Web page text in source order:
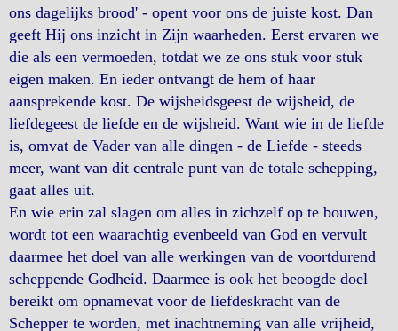
ons dagelijks brood' - opent voor ons de juiste kost. Dan
geeft Hij ons inzicht in Zijn waarheden. Eerst ervaren we
die als een vermoeden, totdat we ze ons stuk voor stuk
eigen maken. En ieder ontvangt de hem of haar
aansprekende kost. De wijsheidsgeest de wijsheid, de
liefdegeest de liefde en de wijsheid. Want wie in de liefde
is, omvat de Vader van alle dingen - de Liefde - steeds
meer, want van dit centrale punt van de totale schepping,
gaat alles uit.
En wie erin zal slagen om alles in zichzelf op te bouwen,
wordt tot een waarachtig evenbeeld van God en vervult
daarmee het doel van alle werkingen van de voortdurend
scheppende Godheid. Daarmee is ook het beoogde doel
bereikt om opnamevat voor de liefdeskracht van de
Schepper te worden, met inachtneming van alle vrijheid,